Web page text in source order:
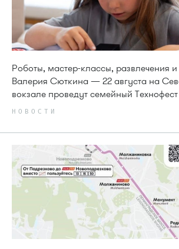
Роботы, мастер-классы, развлечения
Валерия Сюткина — 22 августа на
вокзале проведут семейный Технофест
НОВОСТИ